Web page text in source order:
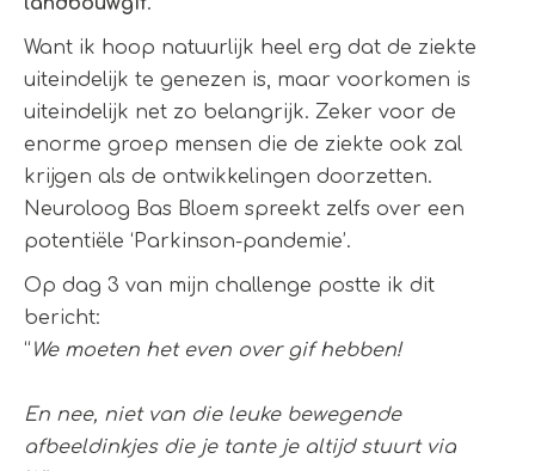
Want ik hoop natuurlijk heel erg dat de ziekte
uiteindelijk te genezen is, maar voorkomen is
uiteindelijk net zo belangrijk. Zeker voor de
enorme groep mensen die de ziekte ook zal
krijgen als de ontwikkelingen doorzetten.
Neuroloog Bas Bloem spreekt zelfs over een
potentiële ‘Parkinson-pandemie’.
Op dag 3 van mijn challenge postte ik dit
bericht:
“ We moeten het even over gif hebben!
En nee, niet van die leuke bewegende
afbeeldinkjes die je tante je altijd stuurt via